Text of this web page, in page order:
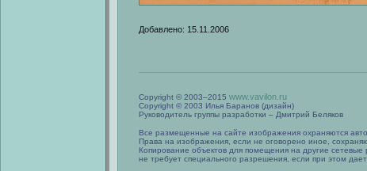
Добавлено: 15.11.2006
Copyright © 2003–2015 www.vavilon.ru
Copyright © 2003 Илья Баранов (дизайн)
Руководитель группы разработки – Дмитрий Беляков
Все размещенные на сайте изображения охраняются
Права на изображения, если не оговорено иное,
Копирование объектов для помещения на другие сетевые
не требует специального разрешения, если при этом